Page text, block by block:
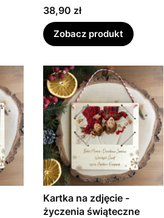
Cena
38,90 zł
Zobacz produkt
Kartka na zdjęcie -
życzenia świąteczne